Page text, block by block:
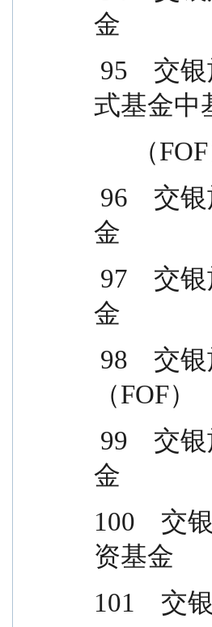
金
式基金中
（FOF
金
金
（FOF）
金
100    交
资基金
101    交